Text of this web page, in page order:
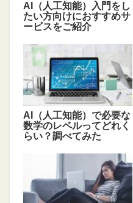
AI（人工知能）入門をし
たい方向けにおすすめサ
ービスをご紹介
AI（人工知能）で必要な
数学のレベルってどれく
らい？調べてみた